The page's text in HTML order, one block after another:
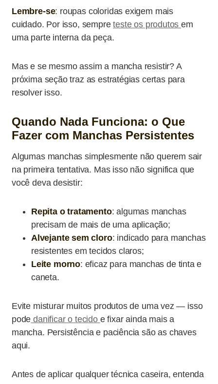
Lembre-se: roupas coloridas exigem mais
cuidado. Por isso, sempreteste os produtosem
uma parte interna da peça.
Mas e se mesmo assim a mancha resistir? A
próxima seção traz as estratégias certas para
resolver isso.
Quando Nada Funciona: o Que
Fazer com Manchas Persistentes
Algumas manchas simplesmente não querem sair
na primeira tentativa. Mas isso não significa que
você deva desistir:
Repita o tratamento: algumas manchas
precisam de mais de uma aplicação;
Alvejante sem cloro: indicado para manchas
resistentes em tecidos claros;
Leite morno: eficaz para manchas de tinta e
caneta.
Evite misturar muitos produtos de uma vez — isso
pode danificar o tecido e fixar ainda mais a
mancha. Persistência e paciência são as chaves
aqui.
Antes de aplicar qualquer técnica caseira, entenda